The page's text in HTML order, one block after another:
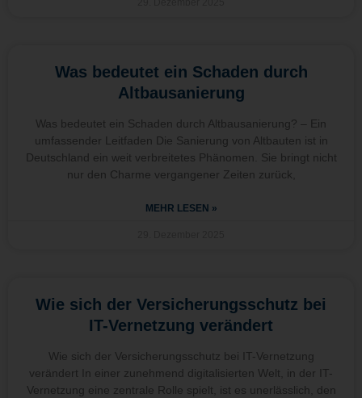
Was bedeutet ein Schaden durch
Altbausanierung
Was bedeutet ein Schaden durch Altbausanierung? – Ein
umfassender Leitfaden Die Sanierung von Altbauten ist in
Deutschland ein weit verbreitetes Phänomen. Sie bringt nicht
nur den Charme vergangener Zeiten zurück,
MEHR LESEN »
Wie sich der Versicherungsschutz bei
IT-Vernetzung verändert
Wie sich der Versicherungsschutz bei IT-Vernetzung
verändert In einer zunehmend digitalisierten Welt, in der IT-
Vernetzung eine zentrale Rolle spielt, ist es unerlässlich, den